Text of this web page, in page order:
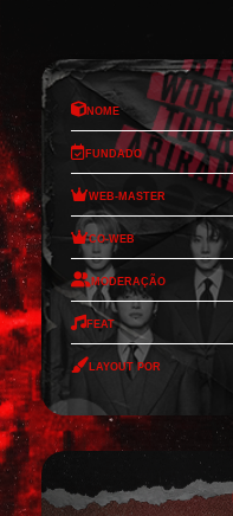
Nome
Fundado
Web-Master
Co-Web
Moderação
Feat
Layout por